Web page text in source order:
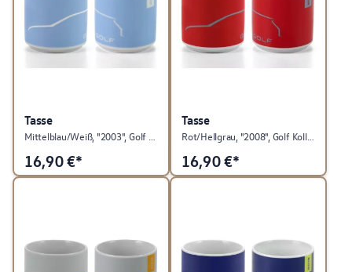
Tasse
16,90€*
Tasse
Rot/Hellgrau, "2008", Golf Kollektion
16,90€*